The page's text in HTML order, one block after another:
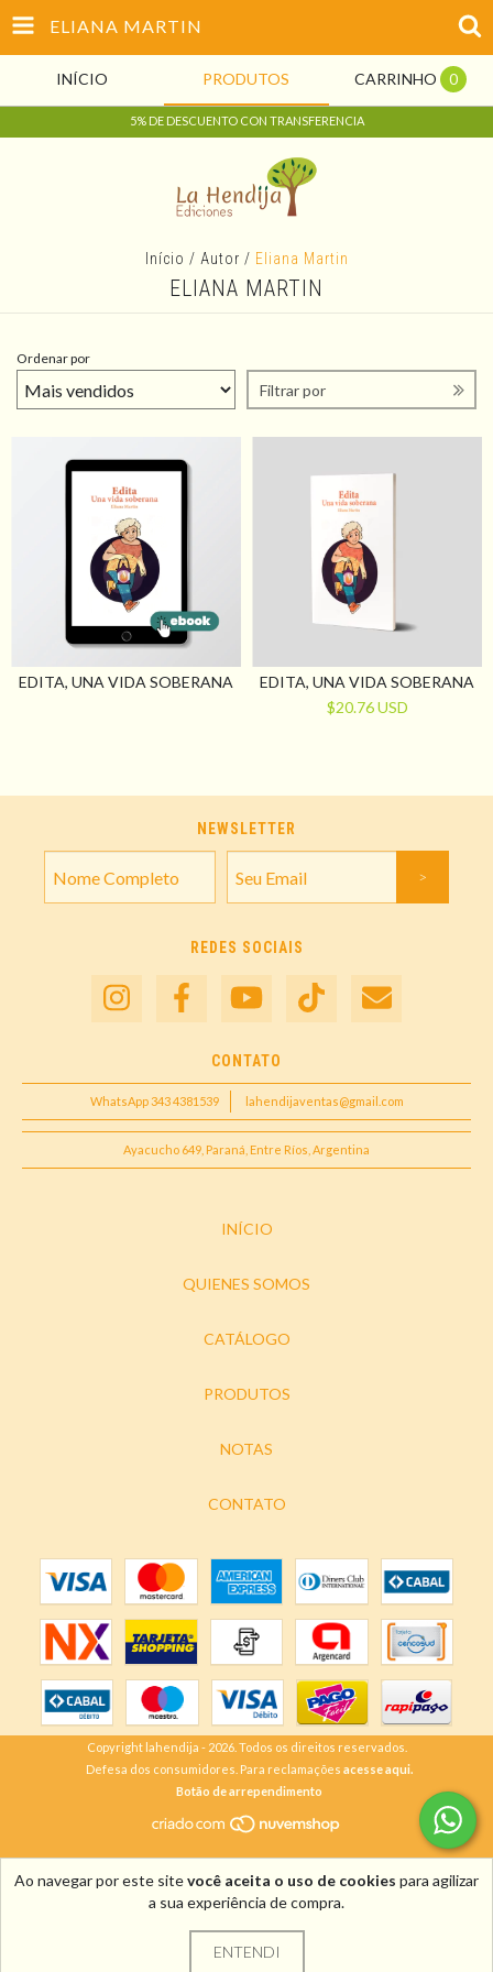
ELIANA MARTIN
INÍCIO PRODUTOS CARRINHO 0
5% DE DESCUENTO CON TRANSFERENCIA
Ao navegar por este sitevocê aceita o uso de cookies para agilizar
a sua experiência de compra.
ENTENDI
Início / Autor / Eliana Martin
ELIANA MARTIN
Ordenar por
Filtrar por
EDITA, UNA VIDA SOBERANA
EDITA, UNA VIDA SOBERANA
$20.76 USD
NEWSLETTER
REDES SOCIAIS
CONTATO
WhatsApp 343 4381539 lahendijaventas@gmail.com
Ayacucho 649, Paraná, Entre Ríos, Argentina
INÍCIO
QUIENES SOMOS
CATÁLOGO
PRODUTOS
NOTAS
CONTATO
Copyright lahendija - 2026. Todos os direitos reservados.
Defesa dos consumidores. Para reclamações acesse aqui.
Botão de arrependimento